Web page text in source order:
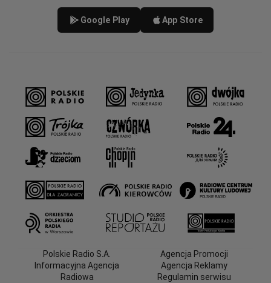
Google Play App Store
Polskie Radio S.A.
Informacyjna Agencja
Radiowa
Agencja Promocji
Agencja Reklamy
Regulamin serwisu